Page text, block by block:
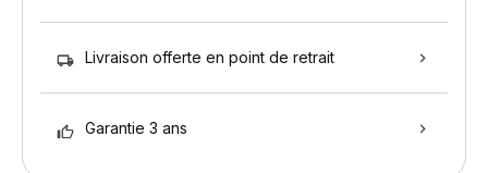
Livraison offerte en point de retrait
Garantie 3 ans